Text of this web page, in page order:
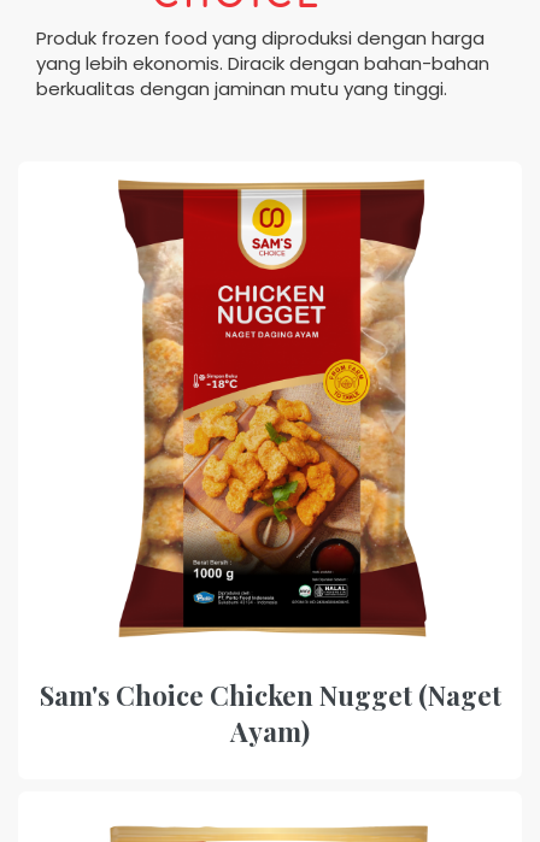
Produk frozen food yang diproduksi dengan harga
yang lebih ekonomis. Diracik dengan bahan-bahan
berkualitas dengan jaminan mutu yang tinggi.
Sam's Choice Chicken Nugget (Naget
Ayam)